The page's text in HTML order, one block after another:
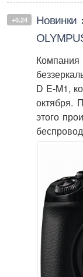
+0.24 Новинки
D E-M1,
октября.
этого